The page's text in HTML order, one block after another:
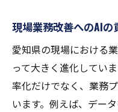
現場業務改善へのAIの
愛知県の現場における
って大きく進化してい
率化だけでなく、業務
います。例えば、デー